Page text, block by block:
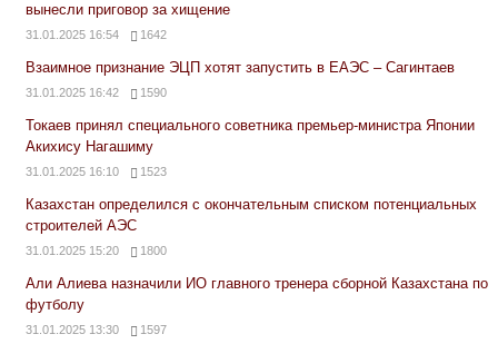
вынесли приговор за хищение
31.01.2025 16:54 1642
Взаимное признание ЭЦП хотят запустить в ЕАЭС – Сагинтаев
31.01.2025 16:42 1590
Токаев принял специального советника премьер-министра Японии
Акихису Нагашиму
31.01.2025 16:10 1523
Казахстан определился с окончательным списком потенциальных
строителей АЭС
31.01.2025 15:20 1800
Али Алиева назначили ИО главного тренера сборной Казахстана по
футболу
31.01.2025 13:30 1597